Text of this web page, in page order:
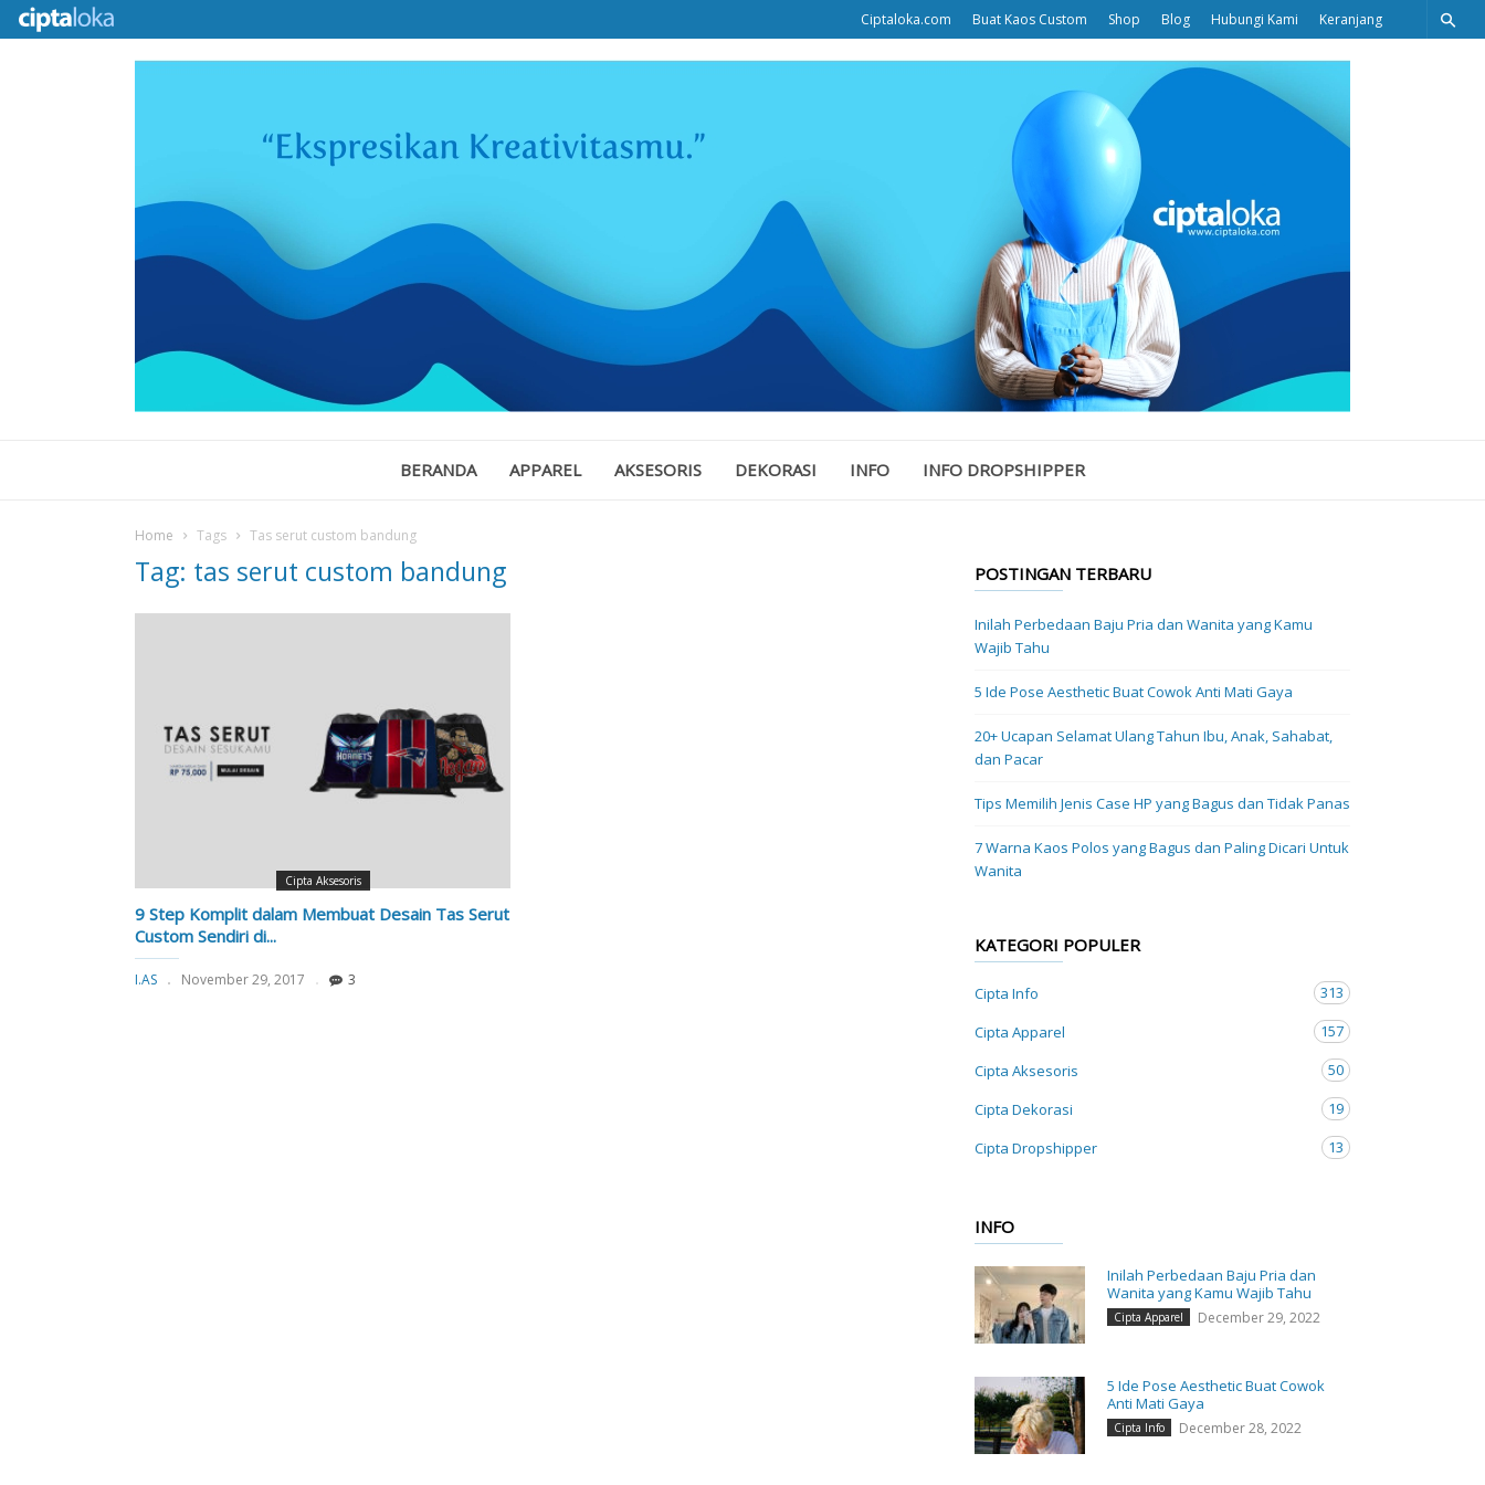
Ciptaloka.com Buat Kaos Custom Shop Blog Hubungi Kami Keranjang
BERANDA APPAREL AKSESORIS DEKORASI INFO INFO DROPSHIPPER
Home Tags Tas serut custom bandung
Tag: tas serut custom bandung
Cipta Aksesoris
9 Step Komplit dalam Membuat Desain Tas Serut
Custom Sendiri di...
I.AS November 29, 2017 3
POSTINGAN TERBARU
Inilah Perbedaan Baju Pria dan Wanita yang Kamu
Wajib Tahu
5 Ide Pose Aesthetic Buat Cowok Anti Mati Gaya
20+ Ucapan Selamat Ulang Tahun Ibu, Anak, Sahabat,
dan Pacar
Tips Memilih Jenis Case HP yang Bagus dan Tidak Panas
7 Warna Kaos Polos yang Bagus dan Paling Dicari Untuk
Wanita
KATEGORI POPULER
Cipta Info
313
Cipta Apparel
157
Cipta Aksesoris
50
Cipta Dekorasi
19
Cipta Dropshipper
13
INFO
Inilah Perbedaan Baju Pria dan
Wanita yang Kamu Wajib Tahu
Cipta Apparel December 29, 2022
5 Ide Pose Aesthetic Buat Cowok
Anti Mati Gaya
Cipta Info December 28, 2022